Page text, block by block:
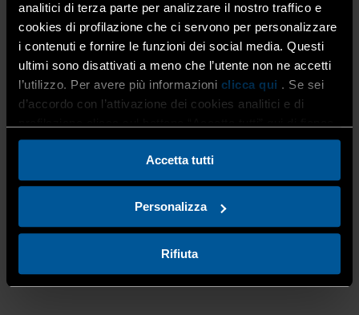
analitici di terza parte per analizzare il nostro traffico e
cookies di profilazione che ci servono per personalizzare
i contenuti e fornire le funzioni dei social media. Questi
ultimi sono disattivati a meno che l’utente non ne accetti
l’utilizzo. Per avere più informazioni clicca qui . Se sei
d’accordo con l’attivazione dei cookies analitici e di
Accetta tutti
Personalizza
Rifiuta
Per avere una risposta alla domanda, basta consultare
l’etichetta applicata sull’unità esterna: per ogni circuito
presente, viene indicato il quantitativo di F-Gas al suo
interno.
Per ulteriori informazioni e approfondimenti:
Servizio F-Gas di Confartigianato Imprese Bergamo
(tel. 035.274.200-355; e-mail:fgas@artigianibg.com)